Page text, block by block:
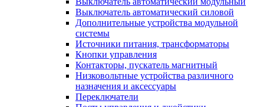
Выключатель автоматический силовой
Дополнительные устройства модульной
системы
Источники питания, трансформаторы
Кнопки управления
Контакторы, пускатель магнитный
Низковольтные устройства различного
назначения и аксессуары
Переключатели